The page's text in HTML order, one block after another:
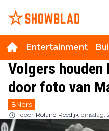
Entertainment
Volgers houden
door foto van
BNers
door Roland Reedijk dinsdag,